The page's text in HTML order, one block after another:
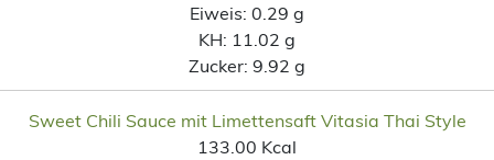
Eiweis: 0.29 g
KH: 11.02 g
Zucker: 9.92 g
Sweet Chili Sauce mit Limettensaft Vitasia Thai Style
133.00 Kcal